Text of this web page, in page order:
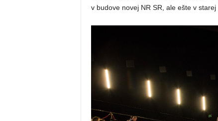
v budove novej NR SR, ale ešte v